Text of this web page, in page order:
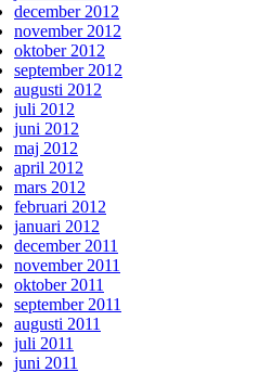
december 2012
november 2012
oktober 2012
september 2012
augusti 2012
juli 2012
juni 2012
maj 2012
april 2012
mars 2012
februari 2012
januari 2012
december 2011
november 2011
oktober 2011
september 2011
augusti 2011
juli 2011
juni 2011